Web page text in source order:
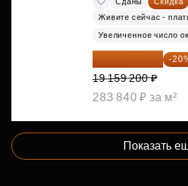
Живите сейчас -
Увеличенное число
15 327 360 ₽ -
19 159 200 ₽
283 840 ₽ за м²
Показать